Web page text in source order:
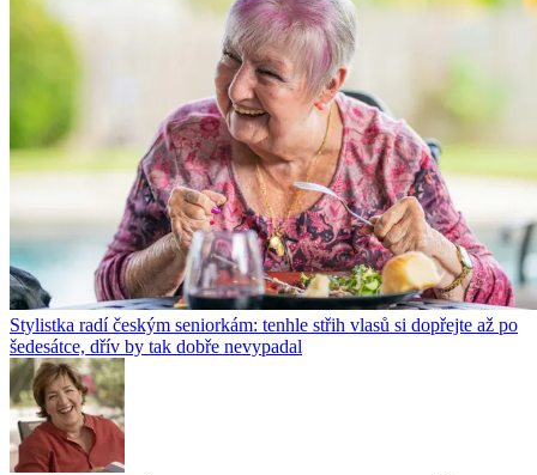
Stylistka radí českým seniorkám: tenhle střih vlasů si dopřejte až po
šedesátce, dřív by tak dobře nevypadal